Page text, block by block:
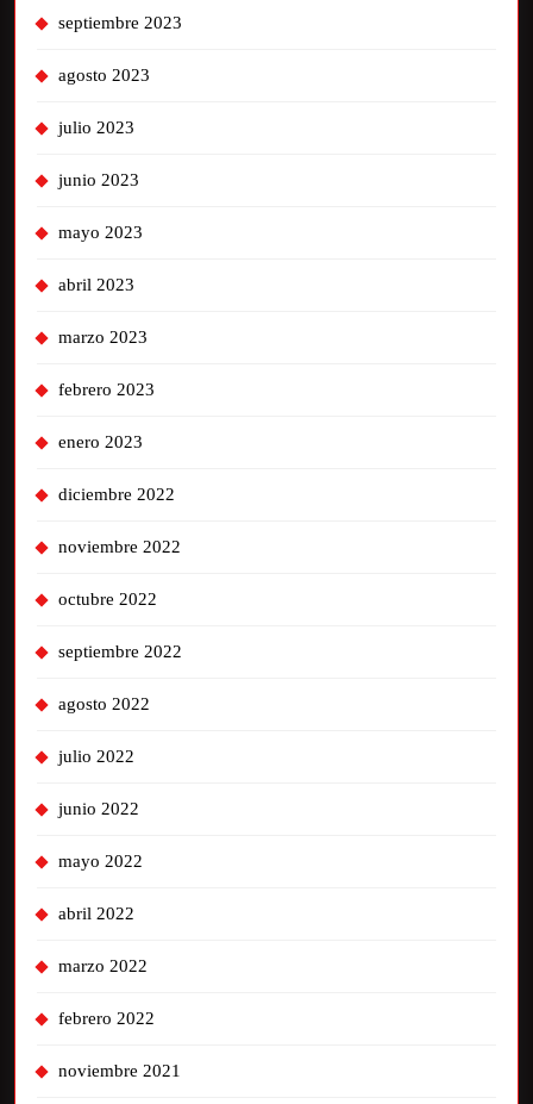
septiembre 2023
agosto 2023
julio 2023
junio 2023
mayo 2023
abril 2023
marzo 2023
febrero 2023
enero 2023
diciembre 2022
noviembre 2022
octubre 2022
septiembre 2022
agosto 2022
julio 2022
junio 2022
mayo 2022
abril 2022
marzo 2022
febrero 2022
noviembre 2021